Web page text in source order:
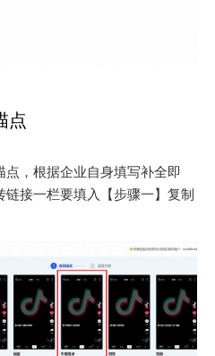
点
，根据企业自身填写补全即
接一栏要填入【步骤一】复制